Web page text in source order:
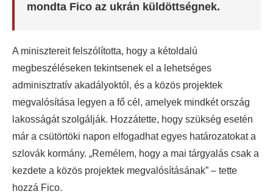
mondta Fico az ukrán küldöttségnek.
A minisztereit felszólította, hogy a kétoldalú
megbeszéléseken tekintsenek el a lehetséges
adminisztratív akadályoktól, és a közös projektek
megvalósítása legyen a fő cél, amelyek mindkét ország
lakosságát szolgálják. Hozzátette, hogy szükség esetén
már a csütörtöki napon elfogadhat egyes határozatokat a
szlovák kormány. „Remélem, hogy a mai tárgyalás csak a
kezdete a közös projektek megvalósításának” – tette
hozzá Fico.